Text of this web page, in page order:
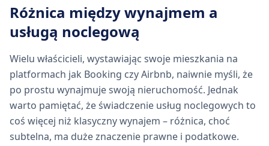
Różnica między wynajmem a
usługą noclegową
Wielu właścicieli, wystawiając swoje mieszkania na
platformach jak Booking czy Airbnb, naiwnie myśli, że
po prostu wynajmuje swoją nieruchomość. Jednak
warto pamiętać, że świadczenie usług noclegowych to
coś więcej niż klasyczny wynajem – różnica, choć
subtelna, ma duże znaczenie prawne i podatkowe.